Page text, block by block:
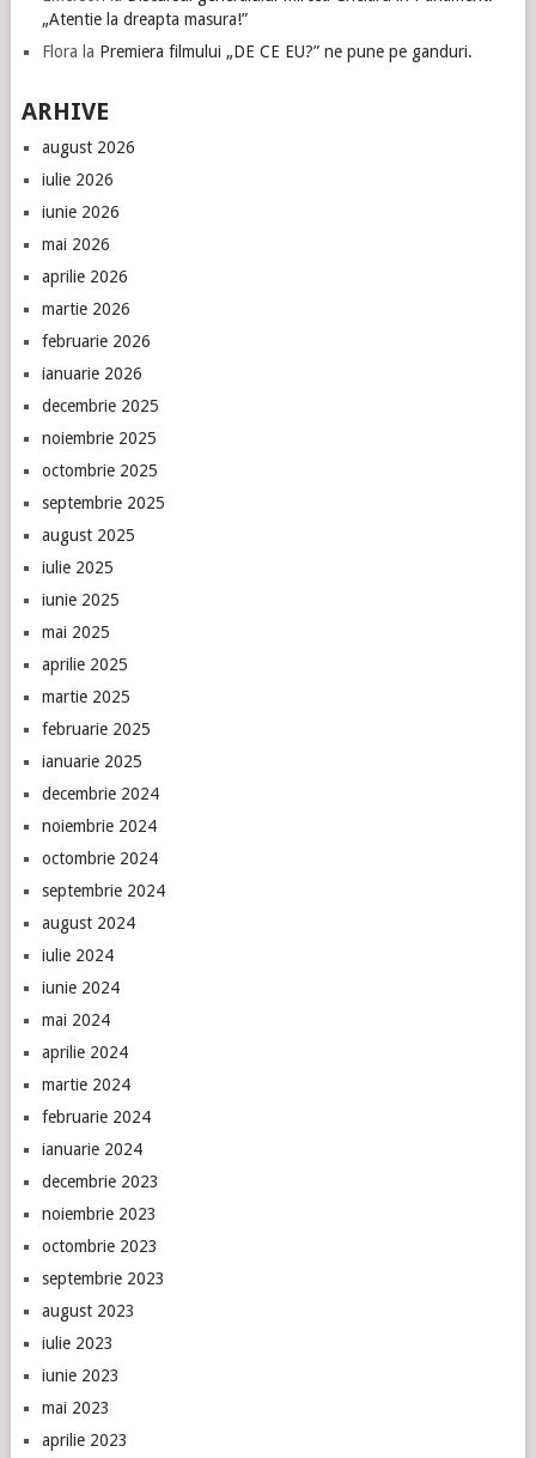
„Atentie la dreapta masura!”
Flora la Premiera filmului „DE CE EU?” ne pune pe ganduri.
ARHIVE
august 2026
iulie 2026
iunie 2026
mai 2026
aprilie 2026
martie 2026
februarie 2026
ianuarie 2026
decembrie 2025
noiembrie 2025
octombrie 2025
septembrie 2025
august 2025
iulie 2025
iunie 2025
mai 2025
aprilie 2025
martie 2025
februarie 2025
ianuarie 2025
decembrie 2024
noiembrie 2024
octombrie 2024
septembrie 2024
august 2024
iulie 2024
iunie 2024
mai 2024
aprilie 2024
martie 2024
februarie 2024
ianuarie 2024
decembrie 2023
noiembrie 2023
octombrie 2023
septembrie 2023
august 2023
iulie 2023
iunie 2023
mai 2023
aprilie 2023